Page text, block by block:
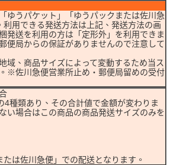
ゆうパケット」「ゆうパックまたは佐川急
用できる発送方法は上記、発送方法の画
発送を利用の方は「定形外」を利用できま
便局からの保証がありませんので注意して
域、商品サイズによって変動するため当ス
※佐川急便営業所止め・郵便局留めの受付
4種類あり、その合計値で金額が変わりま
い場合はこの商品の商品発送サイズのみを
は佐川急便」での配送となります。